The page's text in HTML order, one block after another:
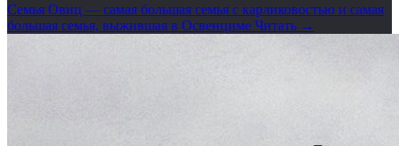
Семья Овиц — самая большая семья с карликовостью и самая
большая семья, выжившая в Освенциме Читать →